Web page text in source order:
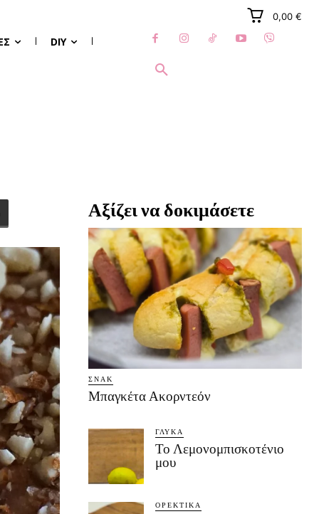
0,00 €
DIY
Αξίζει να δοκιμάσετε
ΣΝΑΚ
Μπαγκέτα Ακορντεόν
ΓΛΥΚΆ
Το Λεμονομπισκοτένιο
μου
ΟΡΕΚΤΙΚΆ